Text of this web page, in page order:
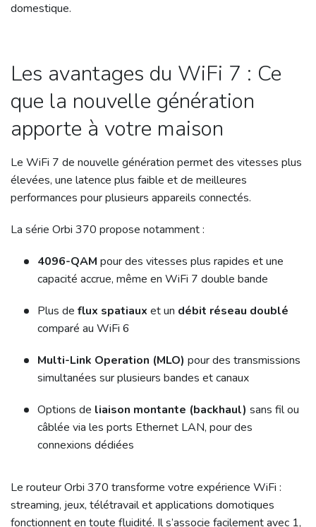
domestique.
Les avantages du WiFi 7 : Ce
que la nouvelle génération
apporte à votre maison
Le WiFi 7 de nouvelle génération permet des vitesses plus
élevées, une latence plus faible et de meilleures
performances pour plusieurs appareils connectés.
La série Orbi 370 propose notamment :
4096-QAM pour des vitesses plus rapides et une
capacité accrue, même en WiFi 7 double bande
Plus de flux spatiaux et un débit réseau doublé
comparé au WiFi 6
Multi-Link Operation (MLO) pour des transmissions
simultanées sur plusieurs bandes et canaux
Options de liaison montante (backhaul) sans fil ou
câblée via les ports Ethernet LAN, pour des
connexions dédiées
Le routeur Orbi 370 transforme votre expérience WiFi :
streaming, jeux, télétravail et applications domotiques
fonctionnent en toute fluidité. Il s’associe facilement avec 1,